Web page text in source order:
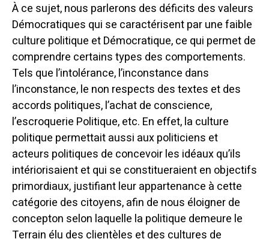
À ce sujet, nous parlerons des déficits des valeurs
Démocratiques qui se caractérisent par une faible
culture politique et Démocratique, ce qui permet de
comprendre certains types des comportements.
Tels que l’intolérance, l’inconstance dans
l’inconstance, le non respects des textes et des
accords politiques, l’achat de conscience,
l’escroquerie Politique, etc. En effet, la culture
politique permettait aussi aux politiciens et
acteurs politiques de concevoir les idéaux qu’ils
intériorisaient et qui se constitueraient en objectifs
primordiaux, justifiant leur appartenance à cette
catégorie des citoyens, afin de nous éloigner de
concepton selon laquelle la politique demeure le
Terrain élu des clientèles et des cultures de